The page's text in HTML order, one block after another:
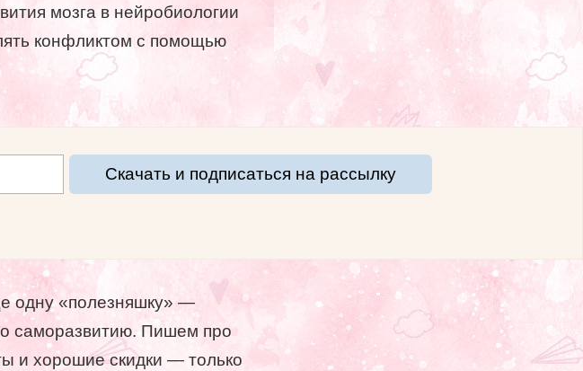
мозга в нейробиологии
конфликтом с помощью
Скачать и подписаться на рассылку
одну «полезняшку» —
саморазвитию. Пишем про
и хорошие скидки — только